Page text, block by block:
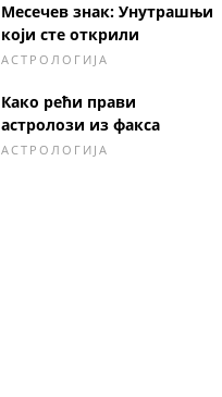
Месечев знак: Унутрашњи
који сте открили
АСТРОЛОГИЈА
Како рећи прави
астролози из факса
АСТРОЛОГИЈА